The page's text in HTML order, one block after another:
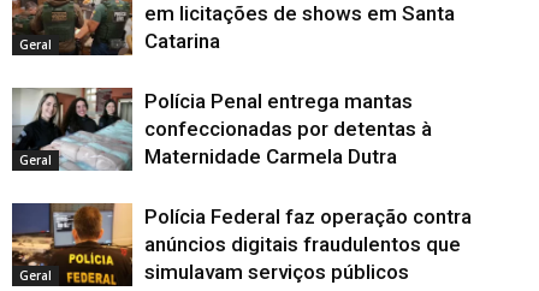
Geral
em licitações de shows em Santa
Catarina
Geral
Polícia Penal entrega mantas
confeccionadas por detentas à
Maternidade Carmela Dutra
Geral
Polícia Federal faz operação contra
anúncios digitais fraudulentos que
simulavam serviços públicos